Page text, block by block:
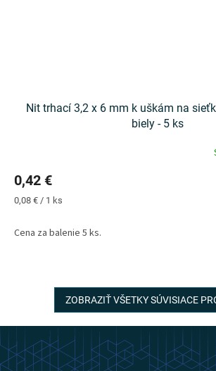
Nit trhací 3,2 x 6 mm k uškám na
biely - 5 ks
0,42 €
Jednotková
0,08 € / 1 ks
Cena za balenie 5 ks.
ZOBRAZIŤ VŠETKY SÚVISIACE
Z
á
p